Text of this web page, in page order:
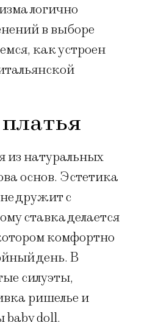
логично
в выборе
как устроен
из натуральных
основ. Эстетика
дружит с
ставка делается
комфортно
день. В
силуэты,
ришелье и
doll.